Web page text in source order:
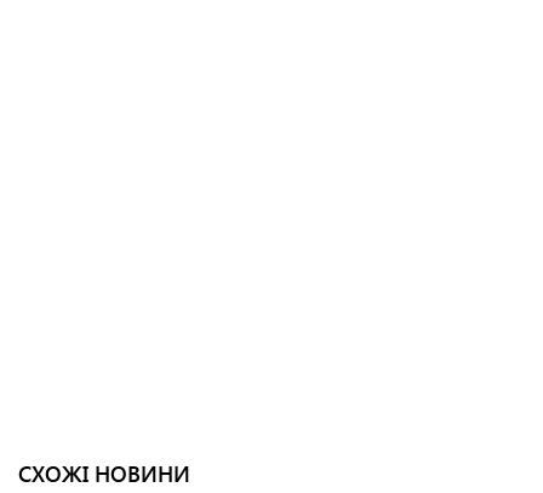
СХОЖІ НОВИНИ